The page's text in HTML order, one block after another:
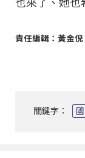
責任編輯：黃金倪
關鍵字：